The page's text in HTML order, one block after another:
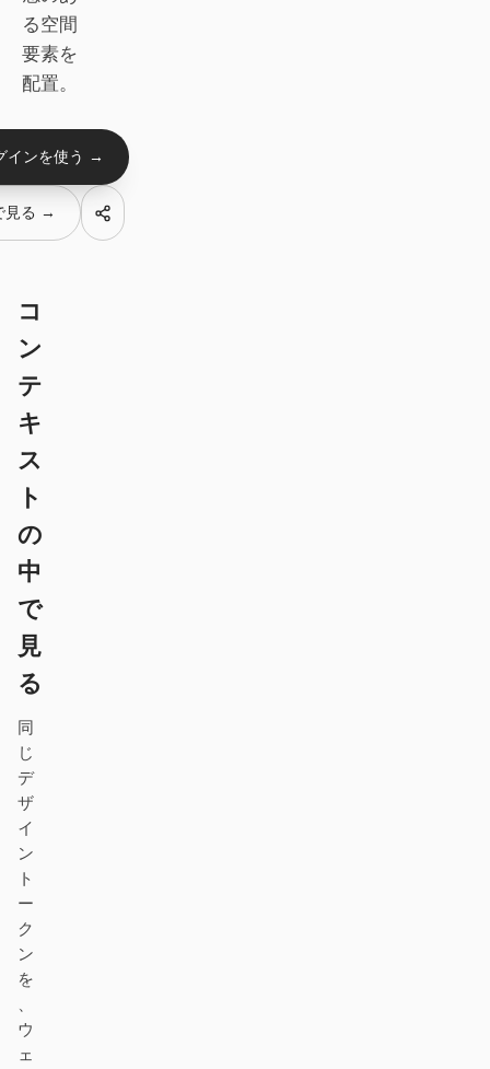
Trae CLI
Aider
DeepSeek Reasonix
Hermes
る空間
要素を
配置。
インを使う →
見る →
コ
ン
テ
キ
ス
ト
の
中
で
見
る
同
じ
デ
ザ
イ
ン
ト
ー
ク
ン
を
、
ウ
ェ